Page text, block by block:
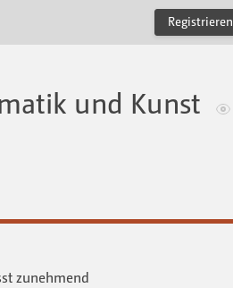
Registrieren
und Kunst
zunehmend